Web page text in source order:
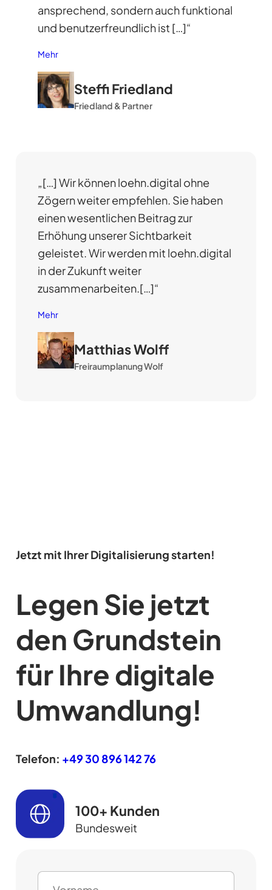
ansprechend, sondern auch funktional
und benutzerfreundlich ist […]“
Mehr
Steffi Friedland
Friedland & Partner
„[…] Wir können loehn.digital ohne
Zögern weiter empfehlen. Sie haben
einen wesentlichen Beitrag zur
Erhöhung unserer Sichtbarkeit
geleistet. Wir werden mit loehn.digital
in der Zukunft weiter
zusammenarbeiten.[…]“
Mehr
Matthias Wolff
Freiraumplanung Wolf
Jetzt mit Ihrer Digitalisierung starten!
Legen Sie jetzt
den Grundstein
für Ihre digitale
Umwandlung!
Telefon: +49 30 896 142 76
100+ Kunden
Bundesweit
N